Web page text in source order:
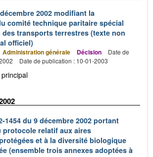
2002 modifiant la
comité technique paritaire spécial
transports terrestres (texte non
officiel)
Administration générale Décision
Date de
Date de publication : 10-01-2003
1454 du 9 décembre 2002 portant
relatif aux aires
et à la diversité biologique
(ensemble trois annexes adoptées à